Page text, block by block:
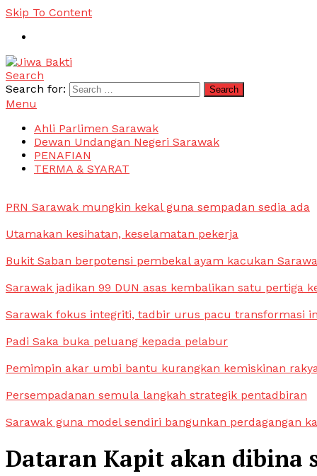
Skip To Content
Jiwa Bakti
Suara PBB Sarawak
Search
Search for:
Menu
Ahli Parlimen Sarawak
Dewan Undangan Negeri Sarawak
PENAFIAN
TERMA & SYARAT
PRN Sarawak mungkin kekal guna sempadan sedia ada
Utamakan kesihatan, keselamatan pekerja
Bukit Saban berpotensi pembekal ayam kacukan
Sarawak jadikan 99 DUN asas kembalikan satu pertiga
Sarawak fokus integriti, tadbir urus pacu transformasi
Padi Saka buka peluang kepada pelabur
Pemimpin akar umbi bantu kurangkan kemiskinan
Persempadanan semula langkah strategik pentadbiran
Sarawak guna model sendiri bangunkan perdagangan
Dataran Kapit akan dibina